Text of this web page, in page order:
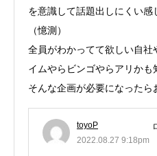
を意識して話題出しにくい
（憶測）
全員がわかってて欲しい自社
イムやらビンゴやらアリかも
そんな企画が必要になったら
toyoP
2022.08.27 9:18pm